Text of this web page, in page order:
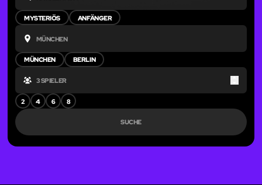
MYSTERIÖS ANFÄNGER
MÜNCHEN BERLIN
Down
2 4 6 8
SUCHE